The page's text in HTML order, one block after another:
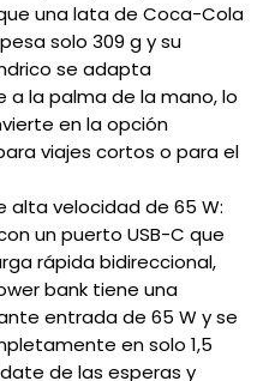
una lata de Coca-Cola
solo 309 g y su
se adapta
a la palma de la mano, lo
en la opción
viajes cortos o para el
alta velocidad de 65 W:
un puerto USB-C que
rápida bidireccional,
bank tiene una
entrada de 65 W y se
en solo 1,5
de las esperas y